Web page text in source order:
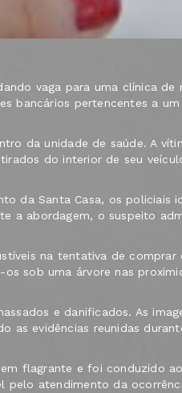
vaga para uma clínica de
bancários pertencentes a um
da unidade de saúde. A
do interior de seu
da Santa Casa, os policiais
a abordagem, o suspeito
na tentativa de comprar
sob uma árvore nas
e danificados. As
as evidências reunidas
flagrante e foi conduzido
pelo atendimento da